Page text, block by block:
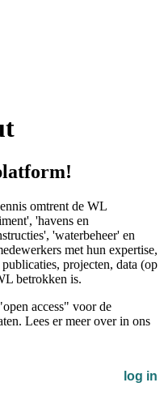
omtrent de WL
'havens en
'waterbeheer' en
met hun expertise,
projecten, data (op
betrokken is.
access" voor de
Lees er meer over in ons
log in